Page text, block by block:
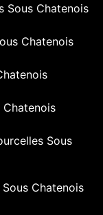
Sous Chatenois
Chatenois
Sous
Chatenois